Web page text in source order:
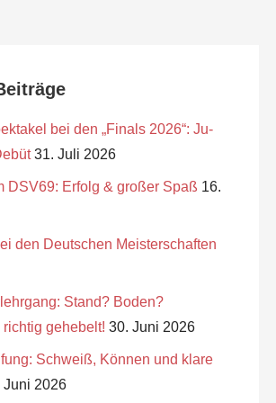
bei den „Finals 2026“: Ju-
31. Juli 2026
DSV69: Erfolg & großer Spaß 16.
den Deutschen Meisterschaften
Stand? Boden?
richtig gehebelt! 30. Juni 2026
Schweiß, Können und klare
Juni 2026